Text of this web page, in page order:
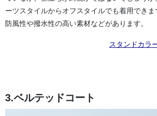
ーツスタイルからオフスタイルでも着用でき
防風性や撥水性の高い素材などがあります。
スタンドカラ
3.ベルテッドコート